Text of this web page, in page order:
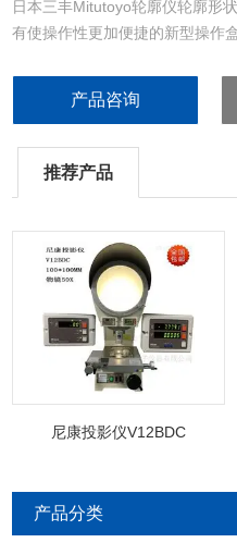
日本三丰Mitutoyo轮廓仪轮廓形
有使操作性更加便捷的新型操作盒
生成工件测量程序
除测量过程中的不足之处。
产品咨询
推荐产品
尼康投影仪V12BDC
产品分类